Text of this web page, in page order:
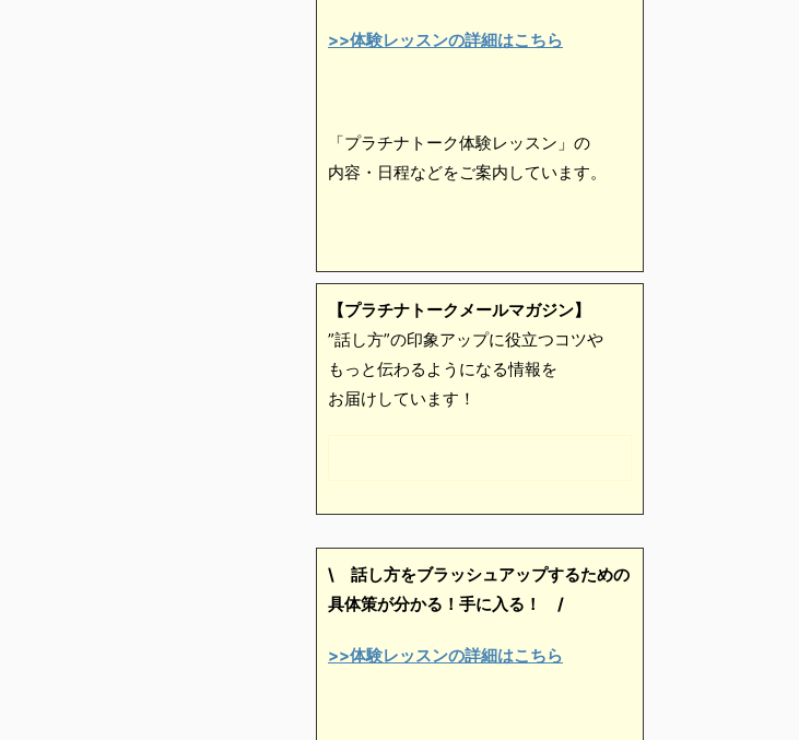
>>体験レッスンの詳細はこちら
「プラチナトーク体験レッスン」の
内容・日程などをご案内しています。
【プラチナトークメールマガジン】
”話し方”の印象アップに役立つコツや
もっと伝わるようになる情報を
お届けしています！
\ 話し方をブラッシュアップするための
具体策が分かる！手に入る！ /
>>体験レッスンの詳細はこちら